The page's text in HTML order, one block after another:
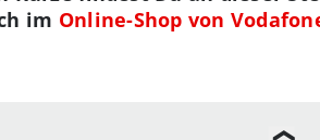
im Online-Shop von